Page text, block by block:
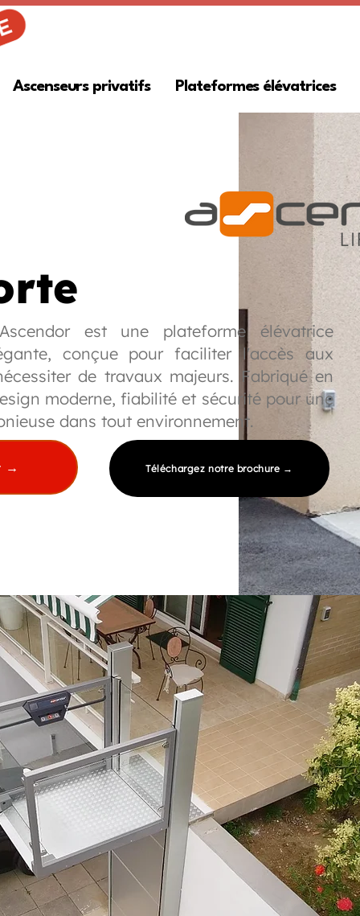
Ascenseurs privatifs Plateformes élévatrices
est une plateforme élévatrice
conçue pour faciliter l'accès aux
de travaux majeurs. Fabriqué en
moderne, fiabilité et sécurité pour une
dans tout environnement.
→ Téléchargez notre brochure →